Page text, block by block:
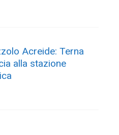
Acreide: Terna
alla stazione